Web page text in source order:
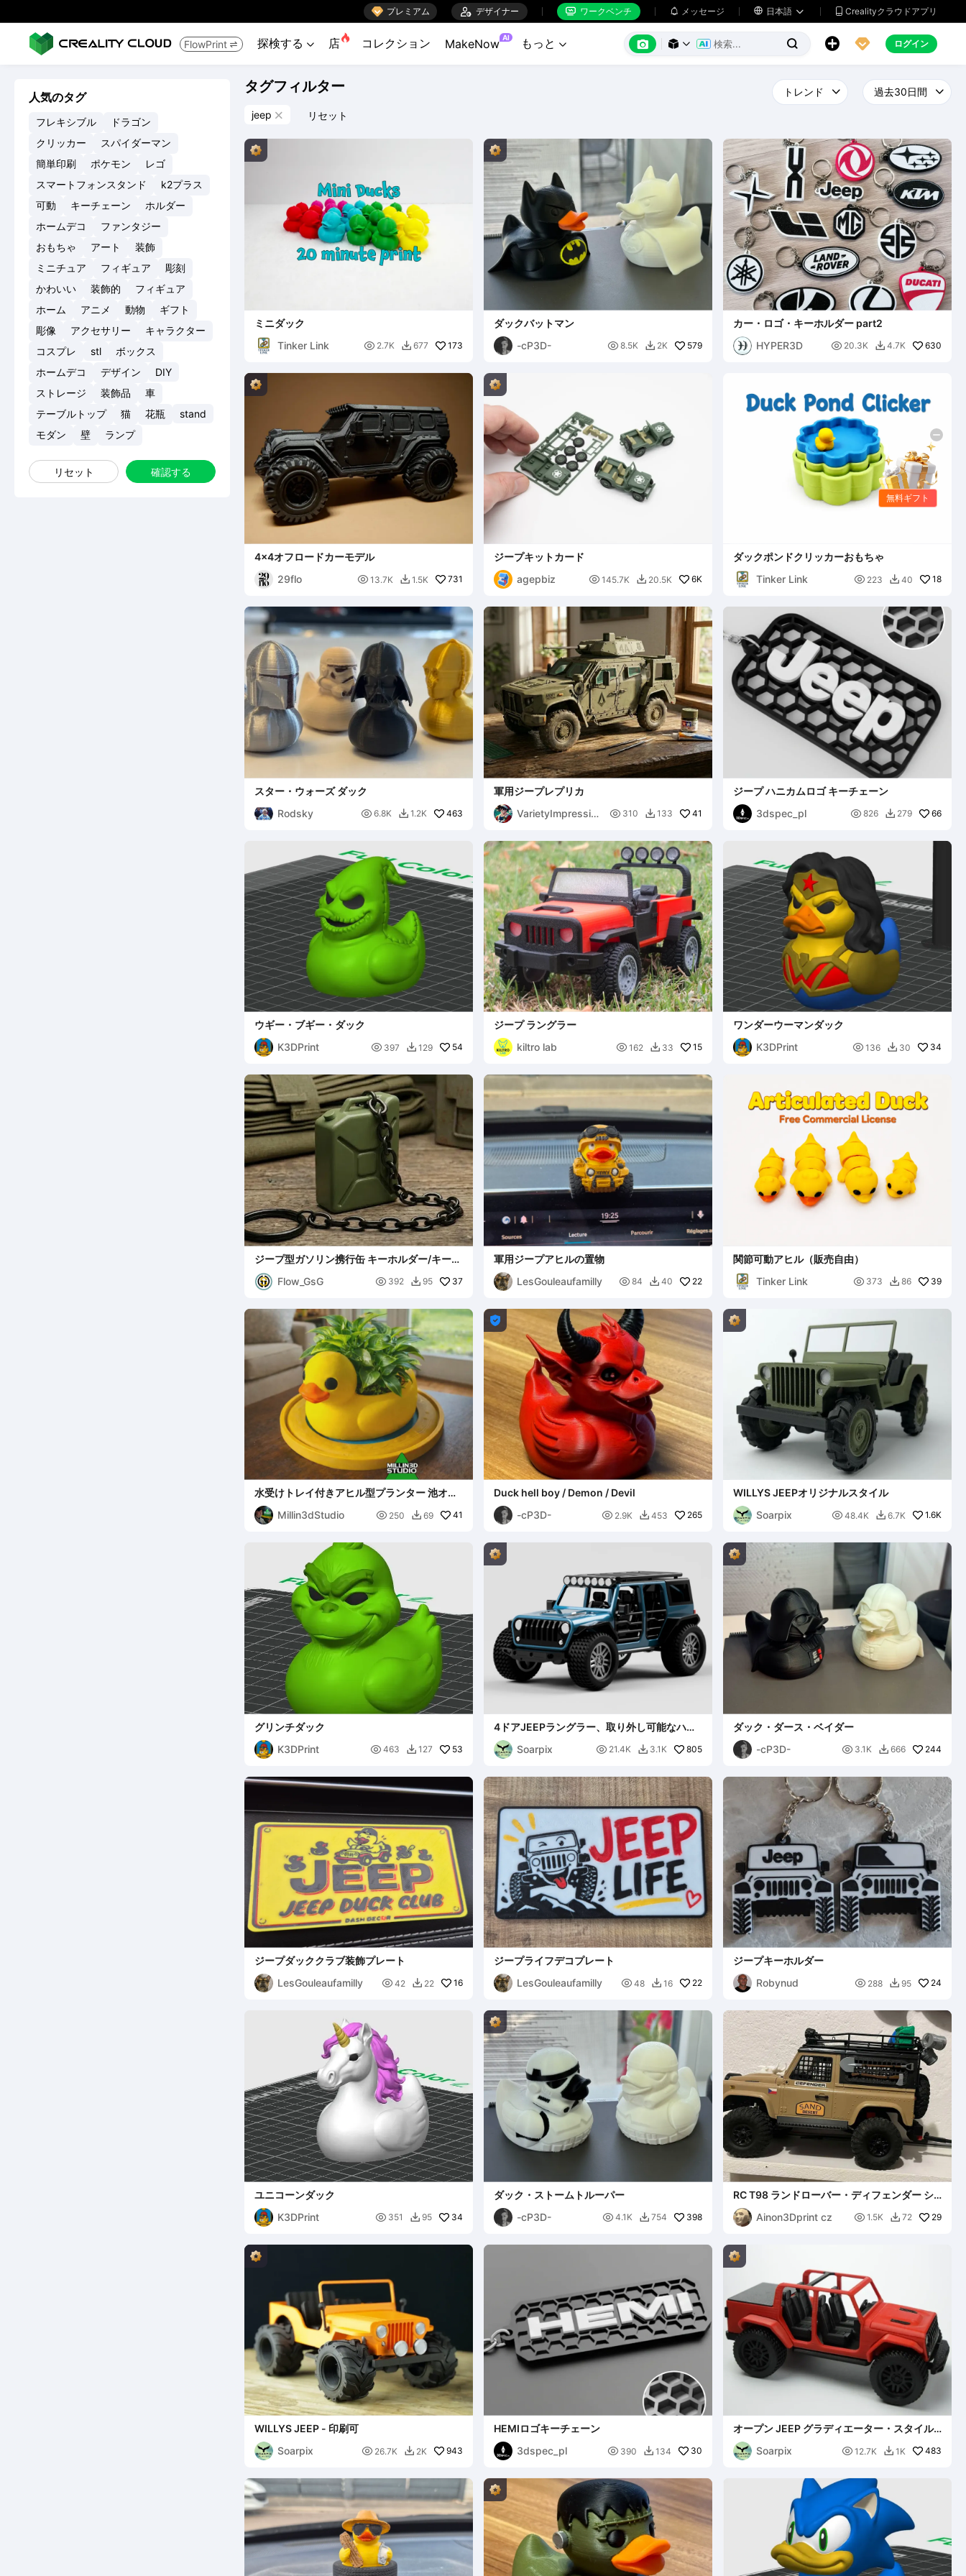
 プレミアム  デザイナー  ワークベンチ  メッセージ  日本語   Crealityクラウドアプリ
FlowPrint  探検する  店 コレクション MakeNow AI もっと        ログイン
人気のタグ
フレキシブル
ドラゴン
クリッカー
スパイダーマン
簡単印刷
ポケモン
レゴ
スマートフォンスタンド
k2プラス
可動
キーチェーン
ホルダー
ホームデコ
ファンタジー
おもちゃ
アート
装飾
ミニチュア
フィギュア
彫刻
かわいい
装飾的
フィギュア
ホーム
アニメ 動物
ギフト
彫像
アクセサリー
キャラクター
コスプレ
stl
ボックス
ホームデコ
デザイン
DIY
ストレージ
装飾品
車
テーブルトップ
猫 花瓶
stand
モダン
壁 ランプ
リセット 確認する
タグフィルター
jeep  リセット
ミニダック
Tinker Link
 2.7K  677 173
ダックバットマン
-cP3D-
 8.5K  2K 579
カー・ロゴ・キーホルダー part2
HYPER3D
 20.3K  4.7K 630
4x4オフロードカーモデル
29flo
 13.7K  1.5K 731
ジープキットカード
agepbiz
 145.7K  20.5K 6K
ダックポンドクリッカーおもちゃ
Tinker Link
 223  40 18
スター・ウォーズ ダック
Rodsky
 6.8K  1.2K 463
軍用ジープレプリカ
VarietyImpression
 310  133 41
ジープ ハニカムロゴ キーチェーン
3dspec_pl
 826  279 66
ウギー・ブギー・ダック
K3DPrint
 397  129 54
ジープ ラングラー
kiltro lab
 162  33 15
ワンダーウーマンダック
K3DPrint
 136  30 34
ジープ型ガソリン携行缶 キーホルダー/キーチ
ェーン
Flow_GsG
 392  95 37
軍用ジープアヒルの置物
LesGouleaufamilly
 84  40 22
関節可動アヒル（販売自由）
Tinker Link
 373  86 39
水受けトレイ付きアヒル型プランター 池オプ
ション
Millin3dStudio
 250  69 41

Duck hell boy / Demon / Devil
-cP3D-
 2.9K  453 265
WILLYS JEEPオリジナルスタイル
Soarpix
 48.4K  6.7K 1.6K
グリンチダック
K3DPrint
 463  127 53
4ドアJEEPラングラー、取り外し可能なハー
ドトップ付き
Soarpix
 21.4K  3.1K 805
ダック・ダース・ベイダー
-cP3D-
 3.1K  666 244
ジープダッククラブ装飾プレート
LesGouleaufamilly
 42  22 16
ジープライフデコプレート
LesGouleaufamilly
 48  16 22
ジープキーホルダー
Robynud
 288  95 24
ユニコーンダック
K3DPrint
 351  95 34
ダック・ストームトルーパー
-cP3D-
 4.1K  754 398
RC T98 ランドローバー・ディフェンダー シ
ョックアブソーバーシム
Ainon3Dprint cz
 1.5K  72 29
WILLYS JEEP - 印刷可
Soarpix
 26.7K  2K 943
HEMIロゴキーチェーン
3dspec_pl
 390  134 30
オープン JEEP グラディエーター・スタイル -
印刷可
Soarpix
 12.7K  1K 483
無料ギフト